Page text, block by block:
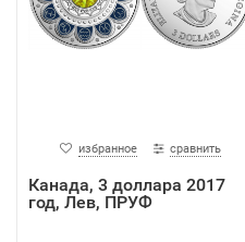
избранное сравнить
Канада, 3 доллара 2017
год, Лев, ПРУФ